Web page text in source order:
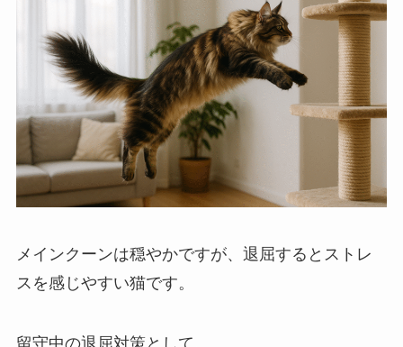
メインクーンは穏やかですが、退屈するとストレ
スを感じやすい猫です。